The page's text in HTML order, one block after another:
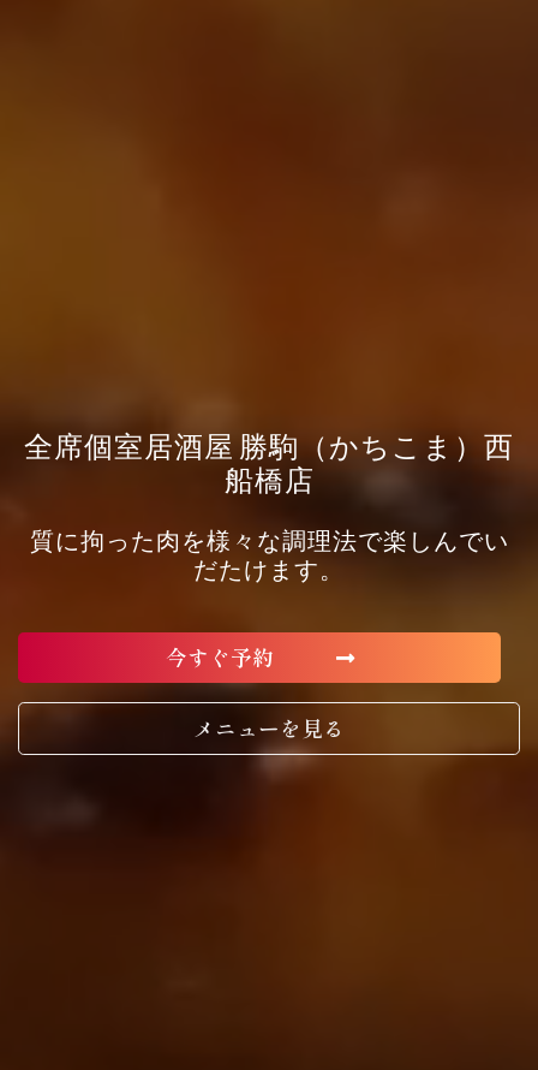
全席個室居酒屋 勝駒（かちこま）西
船橋店
質に拘った肉を様々な調理法で楽しんでい
だたけます。
今すぐ予約
メニューを見る